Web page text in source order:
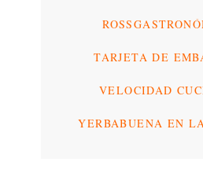
TARJETA DE
VELOCIDAD
YERBABUENA EN